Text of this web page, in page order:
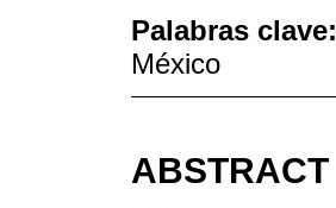
Palabras clave:
México
ABSTRACT